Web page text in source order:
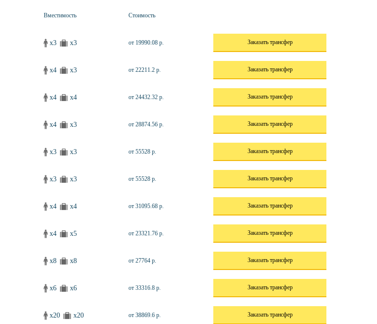
Вместимость Стоимость
x3 x3 от 19990.08 р. Заказать трансфер
x4 x3 от 22211.2 р. Заказать трансфер
x4 x4 от 24432.32 р. Заказать трансфер
x4 x3 от 28874.56 р. Заказать трансфер
x3 x3 от 55528 р. Заказать трансфер
x3 x3 от 55528 р. Заказать трансфер
x4 x4 от 31095.68 р. Заказать трансфер
x4 x5 от 23321.76 р. Заказать трансфер
x8 x8 от 27764 р. Заказать трансфер
x6 x6 от 33316.8 р. Заказать трансфер
x20 x20 от 38869.6 р. Заказать трансфер